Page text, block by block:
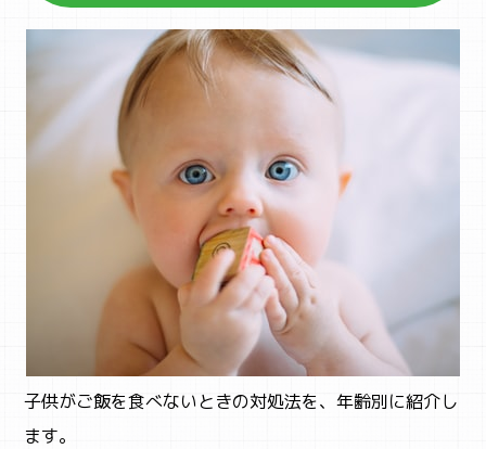
まなびちって？
ABOUT
子供がご飯を食べないときの対処法を、年齢別に紹介し
ます。